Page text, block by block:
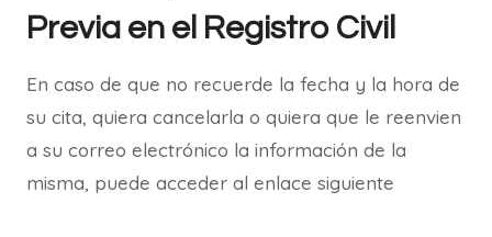
Previa en el Registro Civil
En caso de que no recuerde la fecha y la hora de
su cita, quiera cancelarla o quiera que le reenvien
a su correo electrónico la información de la
misma, puede acceder al enlace siguiente